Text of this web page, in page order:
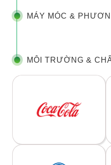
MÁY MÓC &
MÔI TRƯỜNG &